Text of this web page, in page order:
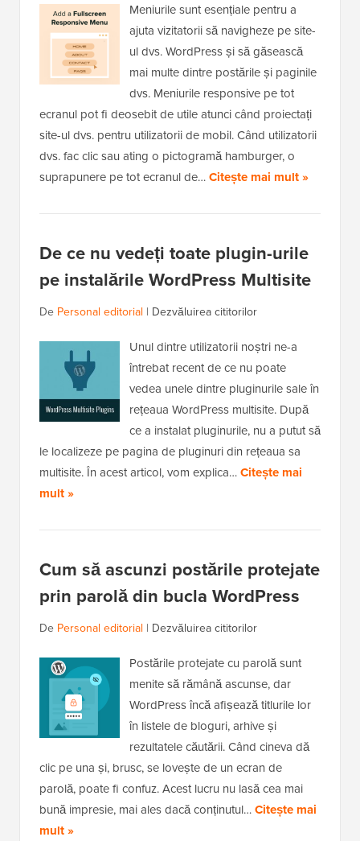
Meniurile sunt esențiale pentru a
ajuta vizitatorii să navigheze pe site-
ul dvs. WordPress și să găsească
mai multe dintre postările și paginile
dvs. Meniurile responsive pe tot
ecranul pot fi deosebit de utile atunci când proiectați
site-ul dvs. pentru utilizatorii de mobil. Când utilizatorii
dvs. fac clic sau ating o pictogramă hamburger, o
suprapunere pe tot ecranul de…Citește mai mult »
De ce nu vedeți toate plugin-urile
pe instalările WordPress Multisite
De Personal editorial | Dezvăluirea cititorilor
Unul dintre utilizatorii noștri ne-a
întrebat recent de ce nu poate
vedea unele dintre pluginurile sale în
rețeaua WordPress multisite. După
ce a instalat pluginurile, nu a putut să
le localizeze pe pagina de pluginuri din rețeaua sa
multisite. În acest articol, vom explica…Citește mai
mult »
Cum să ascunzi postările protejate
prin parolă din bucla WordPress
De Personal editorial | Dezvăluirea cititorilor
Postările protejate cu parolă sunt
menite să rămână ascunse, dar
WordPress încă afișează titlurile lor
în listele de bloguri, arhive și
rezultatele căutării. Când cineva dă
clic pe una și, brusc, se lovește de un ecran de
parolă, poate fi confuz. Acest lucru nu lasă cea mai
bună impresie, mai ales dacă conținutul…Citește mai
mult »